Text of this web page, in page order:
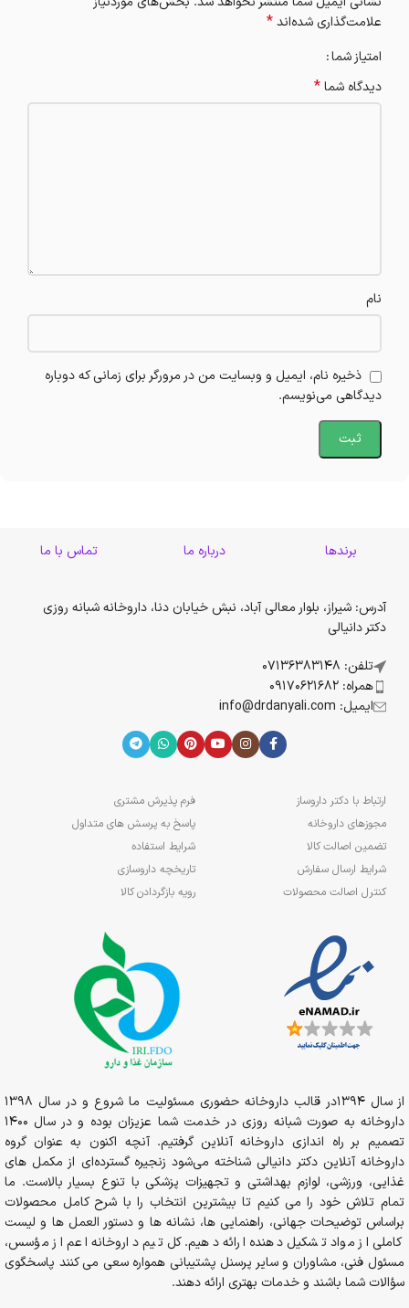
علامت‌گذاری شده‌اند*
امتیاز شما
دیدگاه شما*
نام
ذخیره نام، ایمیل و وبسایت من در مرورگر برای زمانی که دوباره
دیدگاهی می‌نویسم.
برندها درباره ما تماس با ما
آدرس: شیراز، بلوار معالی آباد، نبش خیابان دنا، داروخانه شبانه روزی
دکتر دانیالی
تلفن: 07136383148
همراه: 09170621682
ایمیل: info@drdanyali.com
ارتباط با دکتر داروساز
مجوزهای داروخانه
تضمین اصالت کالا
شرایط ارسال سفارش
کنترل اصالت محصولات
فرم پذیرش مشتری
پاسخ به پرسش های متداول
شرایط استفاده
تاریخچه داروسازی
رویه بازگردادن کالا
از سال 1394در قالب داروخانه حضوری مسئولیت ما شروع و در سال 1398
داروخانه به صورت شبانه روزی در خدمت شما عزیزان بوده و در سال 1400
تصمیم بر راه اندازی داروخانه آنلاین گرفتیم. آنچه اکنون به عنوان گروه
داروخانه آنلاین دکتر دانیالی شناخته می‌شود زنجیره گسترده‌ای از مکمل های
غذایی، ورزشی، لوازم بهداشتی و تجهیزات پزشکی با تنوع بسیار بالاست. ما
تمام تلاش خود را می کنیم تا بیشترین انتخاب را با شرح کامل محصولات
براساس توضیحات جهانی، راهنمایی ها، نشانه ها و دستور العمل ها و لیست
کاملی از مواد تشکیل دهنده ارائه دهیم. کل تیم داروخانه اعم از مؤسس،
مسئول فنی، مشاوران و سایر پرسنل پشتیبانی همواره سعی می کنند پاسخگوی
سؤالات شما باشند و خدمات بهتری ارائه دهند.